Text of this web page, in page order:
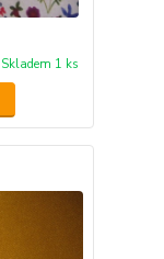
Skladem 1 ks